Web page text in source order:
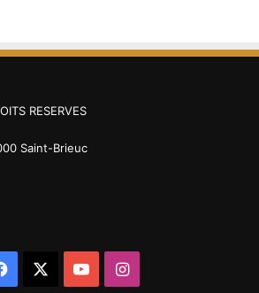
RESERVES
Saint-Brieuc
Facebook YouTubeInstagram